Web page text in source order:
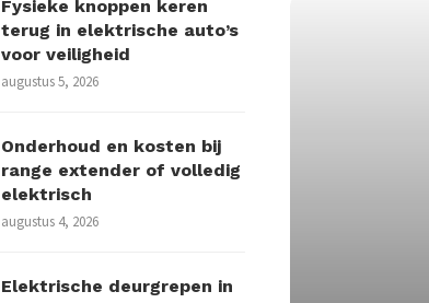
Fysieke knoppen keren
terug in elektrische auto’s
voor veiligheid
augustus 5, 2026
Onderhoud en kosten bij
range extender of volledig
elektrisch
augustus 4, 2026
Elektrische deurgrepen in